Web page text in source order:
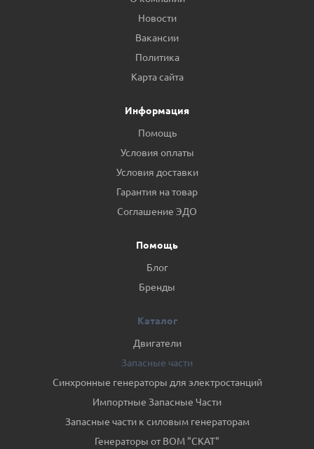
Новости
Вакансии
Политика
Карта сайта
Информация
Помощь
Условия оплаты
Условия доставки
Гарантия на товар
Соглашение ЭДО
Помощь
Блог
Бренды
Каталог
Двигатели
Запасные части
Синхронные генераторы для электростанций
Импортные Запасные Части
Запасные части к силовым генераторам
Генераторы от ВОМ "СКАТ"